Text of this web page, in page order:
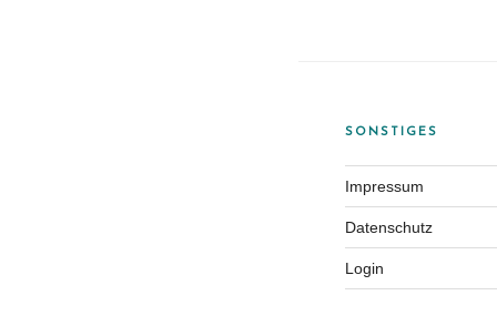
SONSTIGES
Impressum
Datenschutz
Login